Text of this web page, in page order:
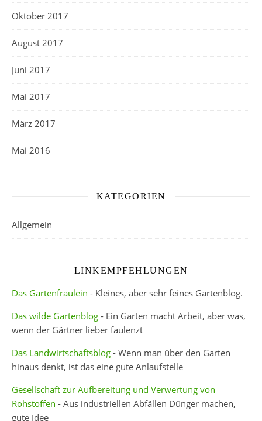
Oktober 2017
August 2017
Juni 2017
Mai 2017
März 2017
Mai 2016
KATEGORIEN
Allgemein
LINKEMPFEHLUNGEN
Das Gartenfräulein - Kleines, aber sehr feines Gartenblog.
Das wilde Gartenblog - Ein Garten macht Arbeit, aber was,
wenn der Gärtner lieber faulenzt
Das Landwirtschaftsblog - Wenn man über den Garten
hinaus denkt, ist das eine gute Anlaufstelle
Gesellschaft zur Aufbereitung und Verwertung von
Rohstoffen - Aus industriellen Abfällen Dünger machen,
gute Idee